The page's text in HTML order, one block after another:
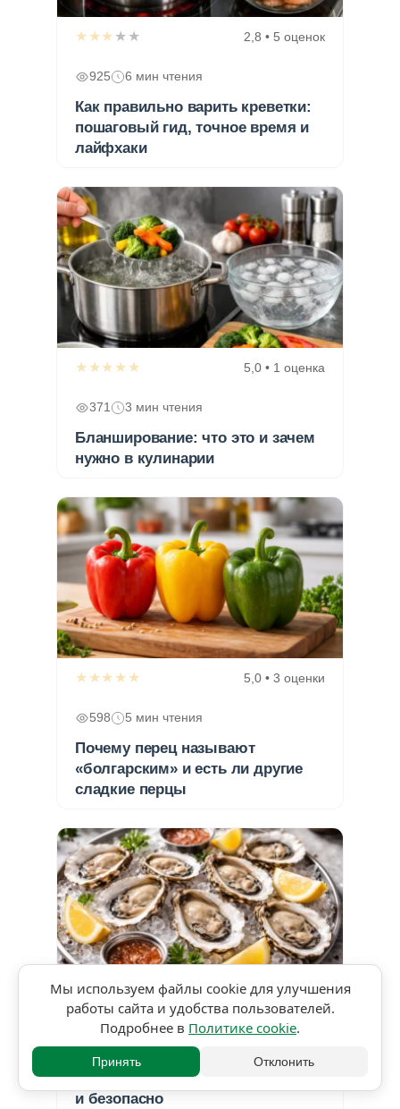
★★★★★ 2,8 • 5 оценок
925 6 мин чтения
Как правильно варить креветки:
пошаговый гид, точное время и
лайфхаки
★★★★★ 5,0 • 1 оценка
371 3 мин чтения
Бланширование: что это и зачем
нужно в кулинарии
★★★★★ 5,0 • 3 оценки
598 5 мин чтения
Почему перец называют
«болгарским» и есть ли другие
сладкие перцы
★★★★★ 5,0 • 1 оценка
367 4 мин чтения
Как открыть устрицы правильно
и безопасно
Мы используем файлы cookie для улучшения
работы сайта и удобства пользователей.
Подробнее в Политике cookie.
Принять Отклонить